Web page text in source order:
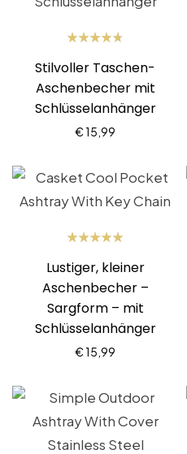
mit 4.69
Stilvoller Taschen-
Aschenbecher mit
Schlüsselanhänger
€15,99
mit5.00
von 5
Lustiger, kleiner
Aschenbecher –
Sargform – mit
Schlüsselanhänger
€15,99